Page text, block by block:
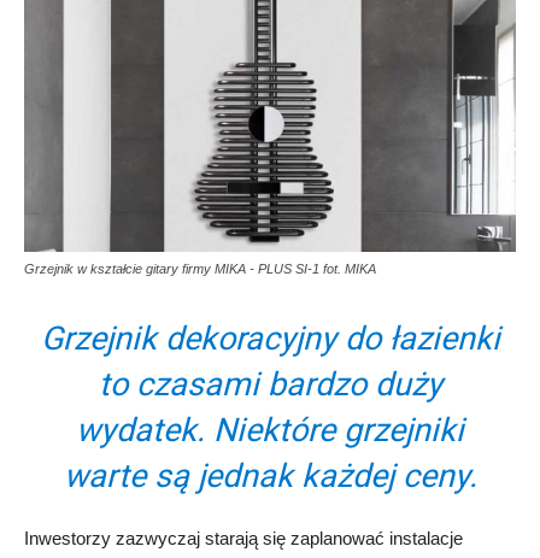
Grzejnik w kształcie gitary firmy MIKA - PLUS SI-1 fot. MIKA
Grzejnik dekoracyjny do łazienki
to czasami bardzo duży
wydatek. Niektóre grzejniki
warte są jednak każdej ceny.
Inwestorzy zazwyczaj starają się zaplanować instalacje